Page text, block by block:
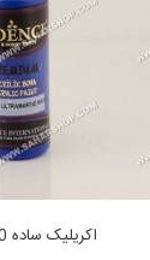
اکریلیک ساده 120 م 0253